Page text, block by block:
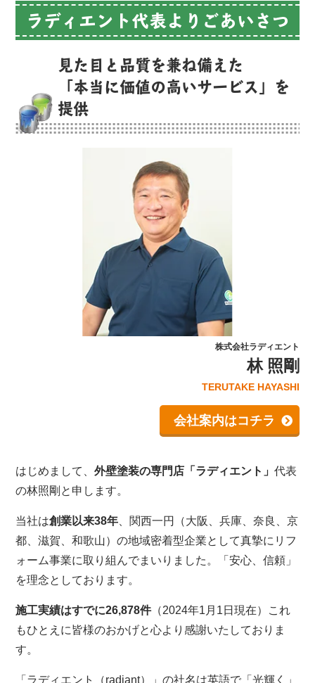
ラディエント代表よりごあいさつ
見た目と品質を兼ね備えた
「本当に価値の高いサービス」を
提供
株式会社ラディエント
林 照剛
TERUTAKE HAYASHI
会社案内はコチラ
はじめまして、外壁塗装の専門店「ラディエント」代表
の林照剛と申します。
当社は創業以来38年 、関西一円（大阪、兵庫、奈良、京
都、滋賀、和歌山）の地域密着型企業として真摯にリフ
ォーム事業に取り組んでまいりました。「安心、信頼」
を理念としております。
施工実績はすでに26,878件（2024年1月1日現在）これ
もひとえに皆様のおかげと心より感謝いたしておりま
す。
「ラディエント（radiant）」の社名は英語で「光輝く」